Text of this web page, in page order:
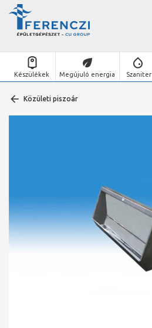
Készülékek Megújuló energia Szaniter
Közületi piszoár